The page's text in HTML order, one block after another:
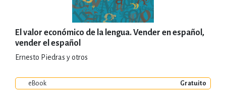
El valor económico de la lengua. Vender en español,
vender el español
Ernesto Piedras y otros
eBook Gratuito